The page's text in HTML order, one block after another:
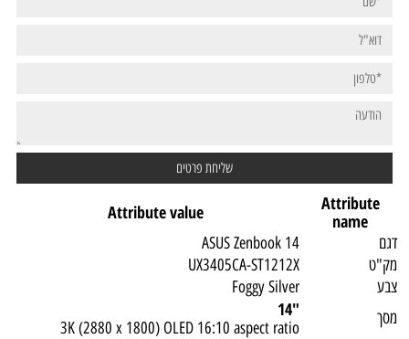
Attribute
name
Attribute value
דגם
ASUS Zenbook 14
מק"ט
UX3405CA-ST1212X
צבע
Foggy Silver
מסך
"14
3K (2880 x 1800) OLED 16:10 aspect ratio